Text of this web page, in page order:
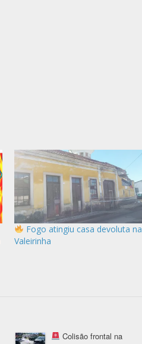
Fogo atingiu casa devoluta na
Valeirinha
Colisão frontal na